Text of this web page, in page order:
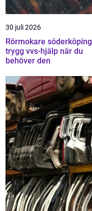
30 juli 2026
Rörmokare söderköping
trygg vvs-hjälp när du
behöver den